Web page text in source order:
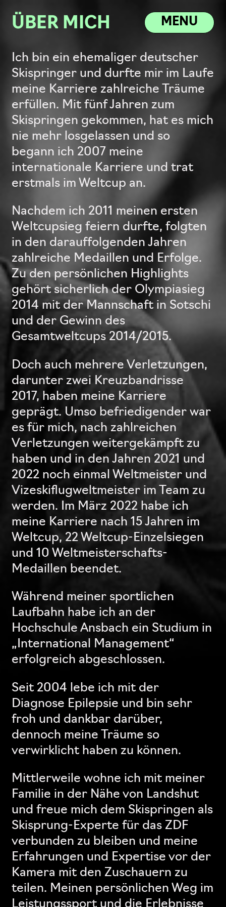
MENU
ÜBER MICH
Ich bin ein ehemaliger deutscher
Skispringer und durfte mir im Laufe
meine Karriere zahlreiche Träume
erfüllen. Mit fünf Jahren zum
Skispringen gekommen, hat es mich
nie mehr losgelassen und so
begann ich 2007 meine
internationale Karriere und trat
erstmals im Weltcup an.
Nachdem ich 2011 meinen ersten
Weltcupsieg feiern durfte, folgten
in den darauffolgenden Jahren
zahlreiche Medaillen und Erfolge.
Zu den persönlichen Highlights
gehört sicherlich der Olympiasieg
2014 mit der Mannschaft in Sotschi
und der Gewinn des
Gesamtweltcups 2014/2015.
Doch auch mehrere Verletzungen,
darunter zwei Kreuzbandrisse
2017, haben meine Karriere
geprägt. Umso befriedigender war
es für mich, nach zahlreichen
Verletzungen weitergekämpft zu
haben und in den Jahren 2021 und
2022 noch einmal Weltmeister und
Vizeskiflugweltmeister im Team zu
werden. Im März 2022 habe ich
meine Karriere nach 15 Jahren im
Weltcup, 22 Weltcup-Einzelsiegen
und 10 Weltmeisterschafts-
Medaillen beendet.
Während meiner sportlichen
Laufbahn habe ich an der
Hochschule Ansbach ein Studium in
„International Management“
erfolgreich abgeschlossen.
Seit 2004 lebe ich mit der
Diagnose Epilepsie und bin sehr
froh und dankbar darüber,
dennoch meine Träume so
verwirklicht haben zu können.
Mittlerweile wohne ich mit meiner
Familie in der Nähe von Landshut
und freue mich dem Skispringen als
Skisprung-Experte für das ZDF
verbunden zu bleiben und meine
Erfahrungen und Expertise vor der
Kamera mit den Zuschauern zu
teilen. Meinen persönlichen Weg im
Leistungssport und die Erlebnisse